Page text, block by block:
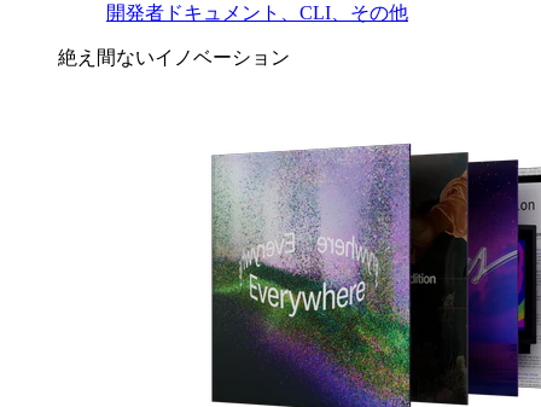
開発者ドキュメント、CLI、その他
絶え間ないイノベーション